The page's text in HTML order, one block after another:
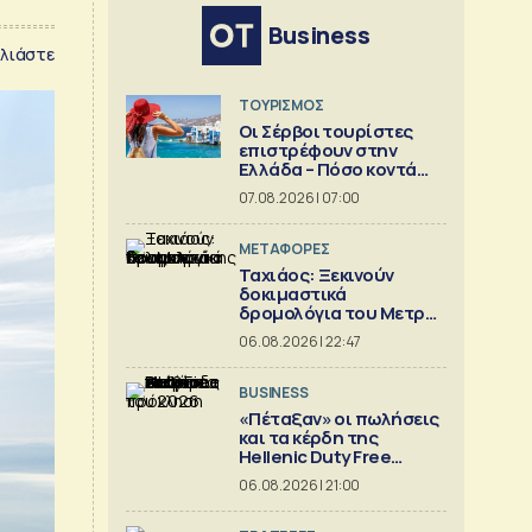
Business
ΤΟΥΡΙΣΜΟΣ
Οι Σέρβοι τουρίστες
επιστρέφουν στην
Ελλάδα – Πόσο κοντά
είναι στο 1 εκατ.
07.08.2026 | 07:00
ΜΕΤΑΦΟΡΕΣ
Ταχιάος: Ξεκινούν
δοκιμαστικά
δρομολόγια του Μετρό
Θεσσαλονίκης προς
Καλαμαριά
06.08.2026 | 22:47
BUSINESS
«Πέταξαν» οι πωλήσεις
και τα κέρδη της
Hellenic Duty Free
Shops
06.08.2026 | 21:00